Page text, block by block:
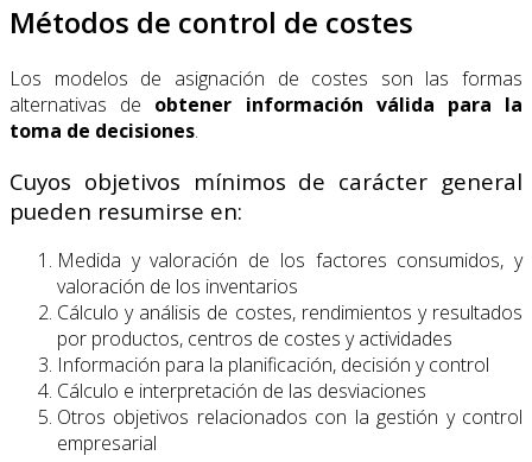
Métodos de control de costes
Los modelos de asignación de costes son las formas
alternativas de obtener información válida para la
toma de decisiones.
Cuyos objetivos mínimos de carácter general
pueden resumirse en:
Medida y valoración de los factores consumidos, y
valoración de los inventarios
Cálculo y análisis de costes, rendimientos y resultados
por productos, centros de costes y actividades
Información para la planificación, decisión y control
Cálculo e interpretación de las desviaciones
Otros objetivos relacionados con la gestión y control
empresarial